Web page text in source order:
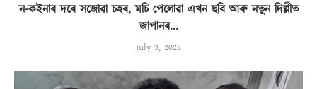
ন-কইনাৰ দৰে সজোৱা চহৰ, মচি পেলোৱা এখন ছবি আৰু নতুন দিল্লীত
জাপানৰ...
July 3, 2026